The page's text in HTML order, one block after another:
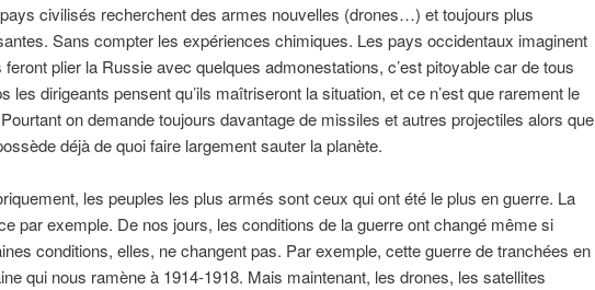
civilisés recherchent des armes nouvelles (drones…) et toujours plus
Sans compter les expériences chimiques. Les pays occidentaux imaginent
feront plier la Russie avec quelques admonestations, c’est pitoyable car de tous
les dirigeants pensent qu’ils maîtriseront la situation, et ce n’est que rarement le
on demande toujours davantage de missiles et autres projectiles alors que
déjà de quoi faire largement sauter la planète.
les peuples les plus armés sont ceux qui ont été le plus en guerre. La
par exemple. De nos jours, les conditions de la guerre ont changé même si
conditions, elles, ne changent pas. Par exemple, cette guerre de tranchées en
qui nous ramène à 1914-1918. Mais maintenant, les drones, les satellites